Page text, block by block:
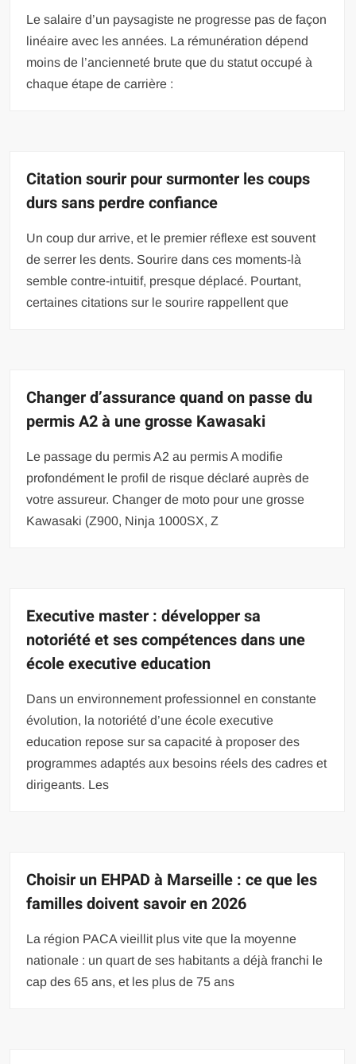
Le salaire d’un paysagiste ne progresse pas de façon
linéaire avec les années. La rémunération dépend
moins de l’ancienneté brute que du statut occupé à
chaque étape de carrière :
Citation sourir pour surmonter les coups
durs sans perdre confiance
Un coup dur arrive, et le premier réflexe est souvent
de serrer les dents. Sourire dans ces moments-là
semble contre-intuitif, presque déplacé. Pourtant,
certaines citations sur le sourire rappellent que
Changer d’assurance quand on passe du
permis A2 à une grosse Kawasaki
Le passage du permis A2 au permis A modifie
profondément le profil de risque déclaré auprès de
votre assureur. Changer de moto pour une grosse
Kawasaki (Z900, Ninja 1000SX, Z
Executive master : développer sa
notoriété et ses compétences dans une
école executive education
Dans un environnement professionnel en constante
évolution, la notoriété d’une école executive
education repose sur sa capacité à proposer des
programmes adaptés aux besoins réels des cadres et
dirigeants. Les
Choisir un EHPAD à Marseille : ce que les
familles doivent savoir en 2026
La région PACA vieillit plus vite que la moyenne
nationale : un quart de ses habitants a déjà franchi le
cap des 65 ans, et les plus de 75 ans